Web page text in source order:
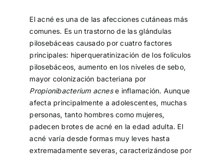
El acné es una de las afecciones cutáneas más
comunes. Es un trastorno de las glándulas
pilosebáceas causado por cuatro factores
principales: hiperqueratinización de los folículos
pilosebáceos, aumento en los niveles de sebo,
mayor colonización bacteriana por
Propionibacterium acnese inflamación. Aunque
afecta principalmente a adolescentes, muchas
personas, tanto hombres como mujeres,
padecen brotes de acné en la edad adulta. El
acné varía desde formas muy leves hasta
extremadamente severas, caracterizándose por